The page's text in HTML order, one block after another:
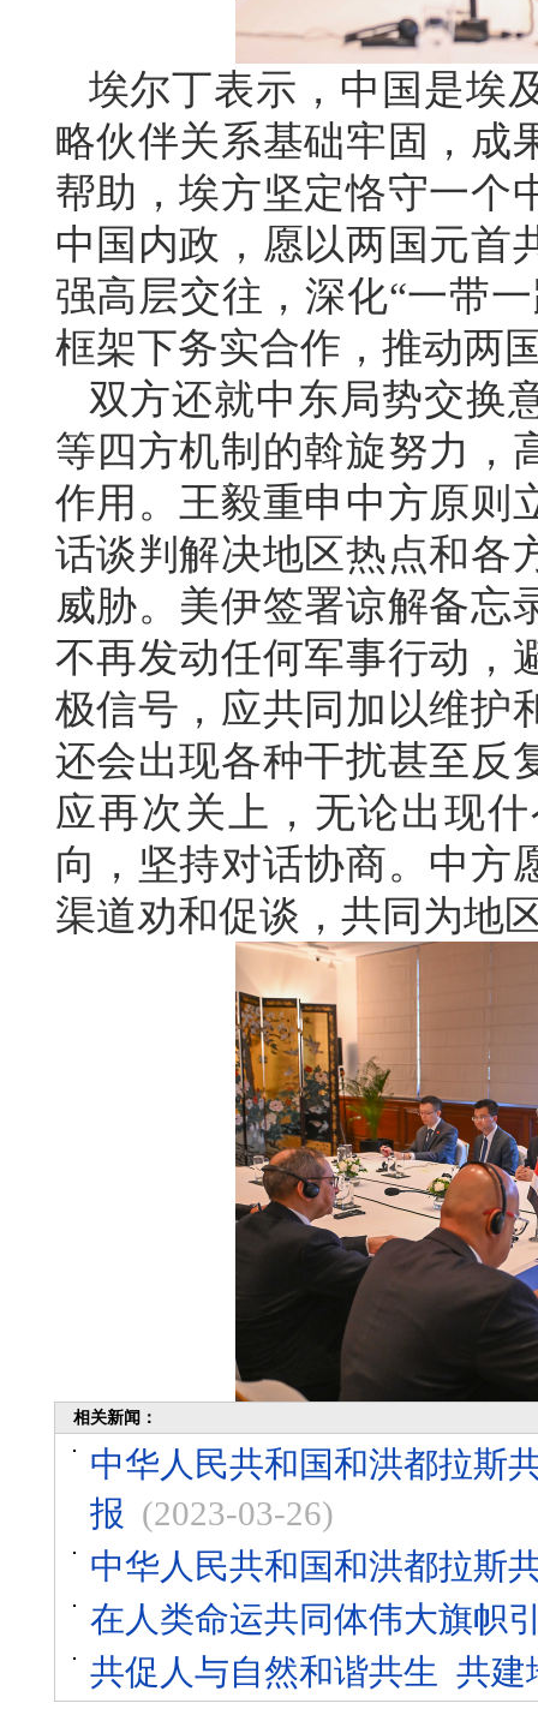
埃尔丁表示，中国是埃
略伙伴关系基础牢固，成
帮助，埃方坚定恪守一个
中国内政，愿以两国元首
强高层交往，深化“一带
框架下务实合作，推动两
双方还就中东局势交换
等四方机制的斡旋努力，
作用。王毅重申中方原则
话谈判解决地区热点和各
威胁。美伊签署谅解备忘
不再发动任何军事行动，
极信号，应共同加以维护
还会出现各种干扰甚至反
应再次关上，无论出现
向，坚持对话协商。中方
渠道劝和促谈，共同为地
相关新闻：
中华人民共和国和洪都拉斯
报 (2023-03-26)
中华人民共和国和洪都拉斯
在人类命运共同体伟大旗帜
共促人与自然和谐共生 ​共建